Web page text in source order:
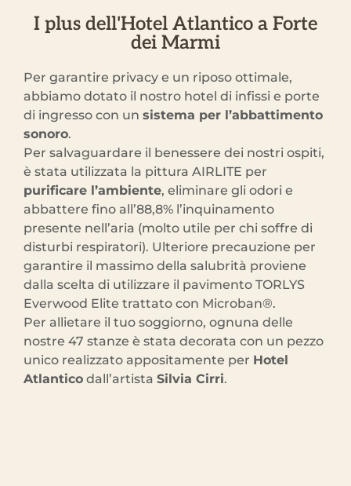
I plus dell'Hotel Atlantico a Forte
dei Marmi
Per garantire privacy e un riposo ottimale,
abbiamo dotato il nostro hotel di infissi e porte
di ingresso con un sistema per l’abbattimento
sonoro.
Per salvaguardare il benessere dei nostri ospiti,
è stata utilizzata la pittura AIRLITE per
purificare l’ambiente, eliminare gli odori e
abbattere fino all’88,8% l’inquinamento
presente nell’aria (molto utile per chi soffre di
disturbi respiratori). Ulteriore precauzione per
garantire il massimo della salubrità proviene
dalla scelta di utilizzare il pavimento TORLYS
Everwood Elite trattato con Microban®.
Per allietare il tuo soggiorno, ognuna delle
nostre 47 stanze è stata decorata con un pezzo
unico realizzato appositamente per Hotel
Atlantico dall’artista Silvia Cirri.